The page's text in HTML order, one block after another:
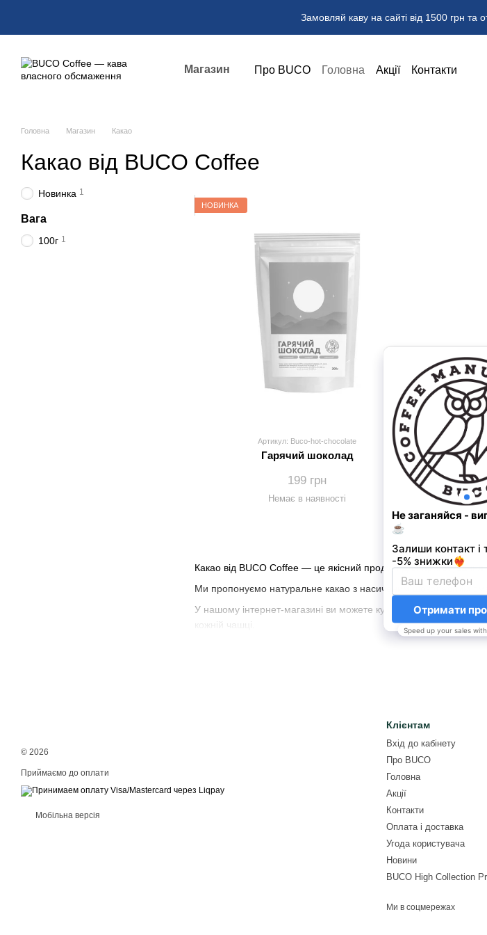
Замовляй каву на сайті від 1500 грн та
Магазин Про BUCO Головна Акції
Контакти
Головна Магазин Какао
Какао від BUCO Coffee
Какао від BUCO Coffee — це якісний продукт для
Ми пропонуємо натуральне какао з насиченим шоколадним
У нашому інтернет-магазині ви можете купити какао з
кожній чашці.
НОВИНКА
Артикул: Buco-hot-chocolate
Гарячий шоколад
199 грн
Немає в наявності
Новинка 1
Вага
100г 1
© 2026
Приймаємо до оплати
Мобільна версія
Клієнтам
Вхід до кабінету
Про BUCO
Головна
Акції
Контакти
Оплата і доставка
Угода користувача
Новини
BUCO High Collection
Ми в соцмережах